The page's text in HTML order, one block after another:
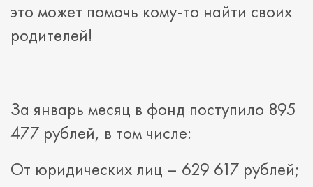
это может помочь кому-то найти своих
родителей!
За январь месяц в фонд поступило 895
477 рублей, в том числе:
От юридических лиц – 629 617 рублей;